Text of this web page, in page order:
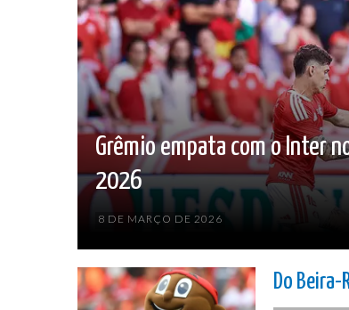
Grêmio empata com o Inter
2026
8 DE MARÇO DE 2026
Do